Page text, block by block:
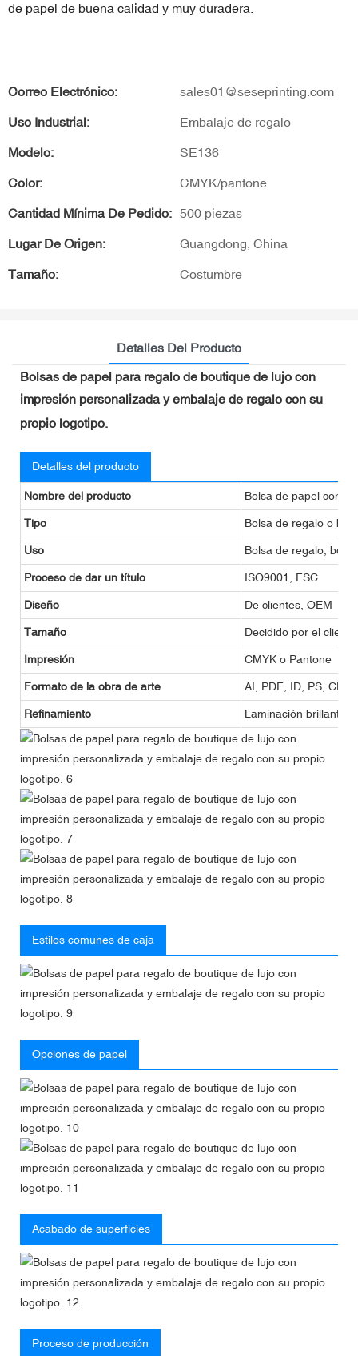
de papel de buena calidad y muy duradera.
Correo Electrónico: sales01@seseprinting.com
Uso Industrial: Embalaje de regalo
Modelo: SE136
Color: CMYK/pantone
Cantidad Mínima De Pedido: 500 piezas
Lugar De Origen: Guangdong, China
Tamaño: Costumbre
Detalles Del Producto
Bolsas de papel para regalo de boutique de lujo con
impresión personalizada y embalaje de regalo con su
propio logotipo.
Detalles del producto
Nombre del producto Bolsa de papel con
Tipo Bolsa de regalo o
Uso Bolsa de regalo,
Proceso de dar un título ISO9001, FSC
Diseño De clientes, OEM
Tamaño Decidido por el cliente
Impresión CMYK o Pantone
Formato de la obra de arte AI, PDF, ID, PS, CDR
Refinamiento Laminación brillante
Estilos comunes de caja
Opciones de papel
Acabado de superficies
Proceso de producción